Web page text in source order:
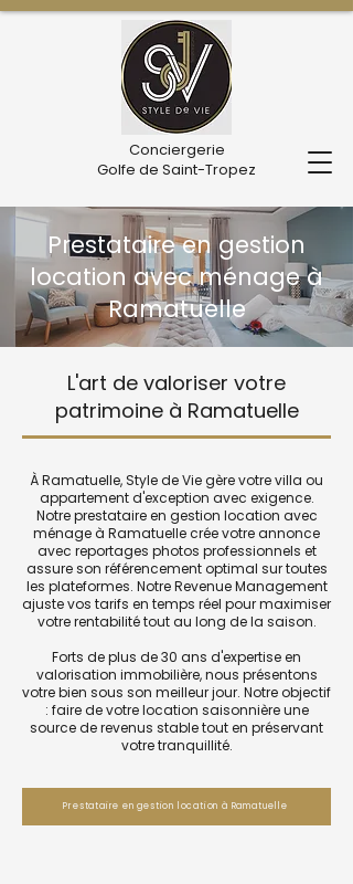
Conciergerie
Golfe de Saint-Tropez
Prestataire en gestion
location avec ménage à
Ramatuelle
L'art de valoriser votre
patrimoine à Ramatuelle
À Ramatuelle, Style de Vie gère votre villa ou
appartement d'exception avec exigence.
Notre prestataire en gestion location avec
ménage à Ramatuelle crée votre annonce
avec reportages photos professionnels et
assure son référencement optimal sur toutes
les plateformes. Notre Revenue Management
ajuste vos tarifs en temps réel pour maximiser
votre rentabilité tout au long de la saison.
Forts de plus de 30 ans d'expertise en
valorisation immobilière, nous présentons
votre bien sous son meilleur jour. Notre objectif
: faire de votre location saisonnière une
source de revenus stable tout en préservant
votre tranquillité.
Prestataire en gestion location à Ramatuelle